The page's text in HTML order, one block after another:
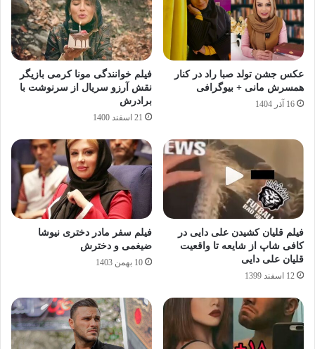
عکس جشن تولد صبا راد در کنار
همسرش مانی + بیوگرافی
16 آذر 1404
فیلم خوانندگی مونا کرمی بازیگر
نقش آرزو سریال از سرنوشت با
برادرش
21 اسفند 1400
فیلم قلیان کشیدن علی دایی در
کافی شاپ از شایعه تا واقعیت
قلیان علی دایی
12 اسفند 1399
فیلم سفر مادر دختری نیوشا
ضیغمی و دخترش
10 بهمن 1403